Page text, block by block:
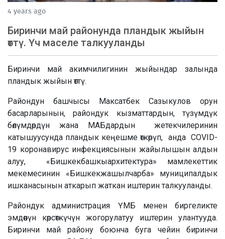
4 years ago
Биринчи май районунда пландык жыйын
өттү. Үч маселе талкууланды
Биринчи май акимчилигинин жыйындар залында
пландык жыйын өттү.
Райондун башчысы Максатбек Сазыкулов орун
басарларынын, райондук кызматтардын, түзүмдүк
бөлүмдөрдүн жана МАБдардын жетекчилеринин
катышуусунда пландык кеңешме өткөрүп, анда COVID-
19 коронавирус инфекциясынын жайылышын алдын
алуу, «Бишкекбашкыархитектура» мамлекеттик
мекемесинин «Бишкекжашылчарба» муниципалдык
ишканасынын аткарып жаткан иштерин талкууланды.
Райондук администрация ҮМБ менен биргеликте
эмдөөнүн көрсөткүчүн жогорулатуу иштерин улантууда.
Биринчи май району боюнча буга чейин биринчи